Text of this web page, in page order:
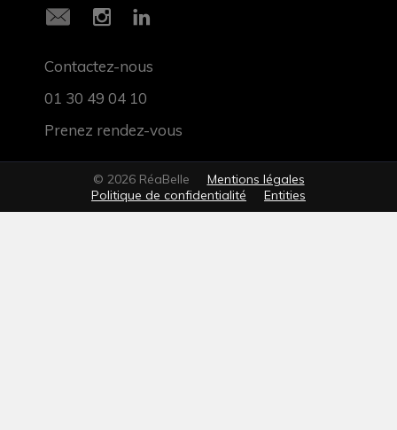
Contactez-nous
01 30 49 04 10
Prenez rendez-vous
© 2026 RéaBelle
Mentions légales
Politique de confidentialité
Entities